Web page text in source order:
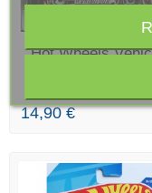
EN STOCK
Hot Wheels
Miniature Ain't
14,90 €